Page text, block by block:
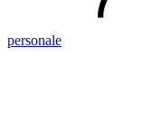
personale